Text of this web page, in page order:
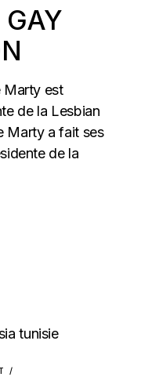
Marty est
de la Lesbian
Marty a fait ses
de la